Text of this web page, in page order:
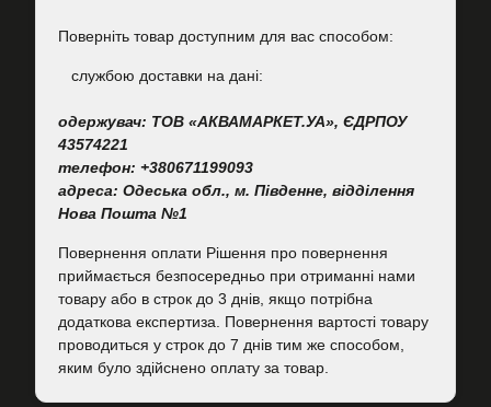
Поверніть товар доступним для вас способом:
cлужбою доставки на дані:
одержувач: ТОВ «АКВАМАРКЕТ.УА», ЄДРПОУ
43574221
телефон: +380671199093
адреса: Одеська обл., м. Південне, відділення
Нова Пошта №1
Повернення оплати Рішення про повернення
приймається безпосередньо при отриманні нами
товару або в строк до 3 днів, якщо потрібна
додаткова експертиза. Повернення вартості товару
проводиться у строк до 7 днів тим же способом,
яким було здійснено оплату за товар.